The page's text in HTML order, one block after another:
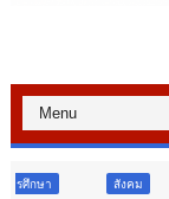
การเมือง